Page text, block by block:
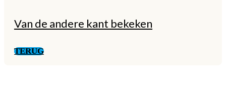
Van de andere kant bekeken
TERUG